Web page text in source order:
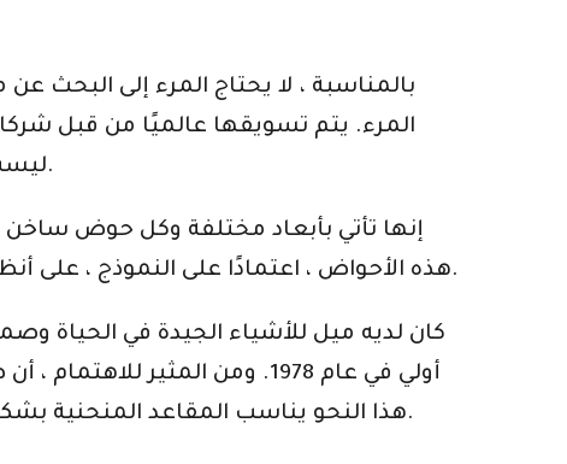
بالمناسبة ، لا يحتاج المرء إلى البحث
المرء. يتم تسويقها عالميًا من قبل
ليست مخصصة للأثرياء والمكلفة فقط. هناك نماذج ميسورة التكلفة للجميع لبدء رحلة الاسترخاء.
إنها تأتي بأبعاد مختلفة وكل حوض
هذه الأحواض ، اعتمادًا على النموذج ، على أنظمة من النفاثات التي من خلالها يتناثر الماء على الجسم لتقديم تجربة تنشيطية للتدليك المائي.
أولي في عام 1978. ومن
هذا النحو يناسب المقاعد المنحنية بشكل مثالي جسم الإنسان. يتم وضع نفاثات الماء في الأماكن المناسبة في حوض استحمام ساخن.